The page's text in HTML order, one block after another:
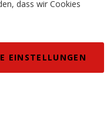
und
dass wir Cookies
EINSTELLUNGEN